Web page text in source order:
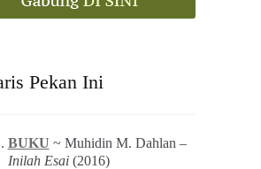
Pekan Ini
BUKU ~ Muhidin M. Dahlan –
Inilah Esai(2016)